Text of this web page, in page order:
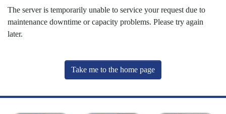
The server is temporarily unable to service your request due to
maintenance downtime or capacity problems. Please try again
later.
Take me to the home page